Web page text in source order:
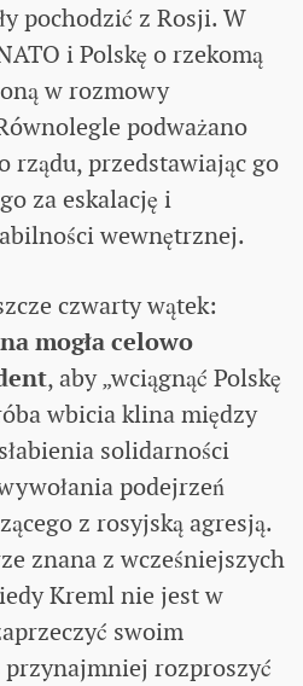
pochodzić z Rosji. W
i Polskę o rzekomą
w rozmowy
podważano
rządu, przedstawiając go
za eskalację i
wewnętrznej.
czwarty wątek:
mogła celowo
, aby „wciągnąć Polskę
wbicia klina między
solidarności
podejrzeń
z rosyjską agresją.
znana z wcześniejszych
Kreml nie jest w
swoim
przynajmniej rozproszyć